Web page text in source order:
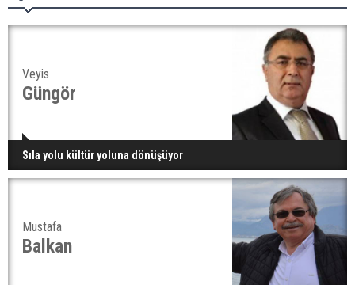
Veyis
Güngör
Sıla yolu kültür yoluna dönüşüyor
Mustafa
Balkan